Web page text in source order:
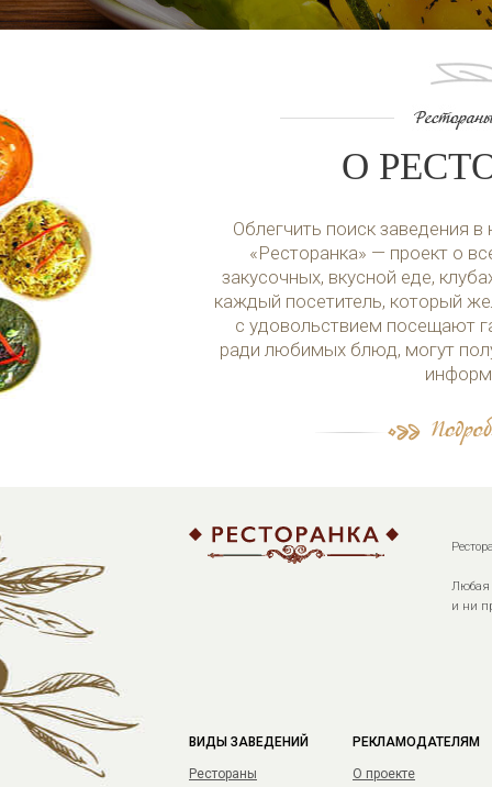
О
Облегчить поиск заведения
«Ресторанка» — проект о
закусочных, вкусной еде,
каждый посетитель, который
с удовольствием посещают
ради любимых блюд, могут
Любая
и ни
ВИДЫ ЗАВЕДЕНИЙ
Рестораны
РЕКЛАМОДАТЕЛЯМ
О проекте